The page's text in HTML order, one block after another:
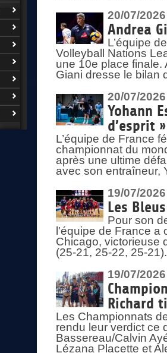
20/07/2026
Andrea
L’équipe
Volleyball Nations
une 10e place finale.
Giani dresse le bilan
20/07/2026
Yohann
d’esprit »
L’équipe de France
championnat du
après une ultime
avec son entraîneur,
19/07/2026
Les
Pour son
l'équipe de France a
Chicago, victorieuse
(25-21, 25-22, 25-
19/07/2026
Richard
Les Championnats
rendu leur verdict ce
Bassereau/Calvin
Lézana Placette et